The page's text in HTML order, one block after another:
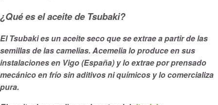
¿Qué es el aceite de Tsubaki?
El Tsubaki es un aceite seco que se extrae a partir de las
semillas de las camelias. Acemelia lo produce en sus
instalaciones en Vigo (España) y lo extrae por prensado
mecánico en frío sin aditivos ni químicos y lo comercializa
pura.